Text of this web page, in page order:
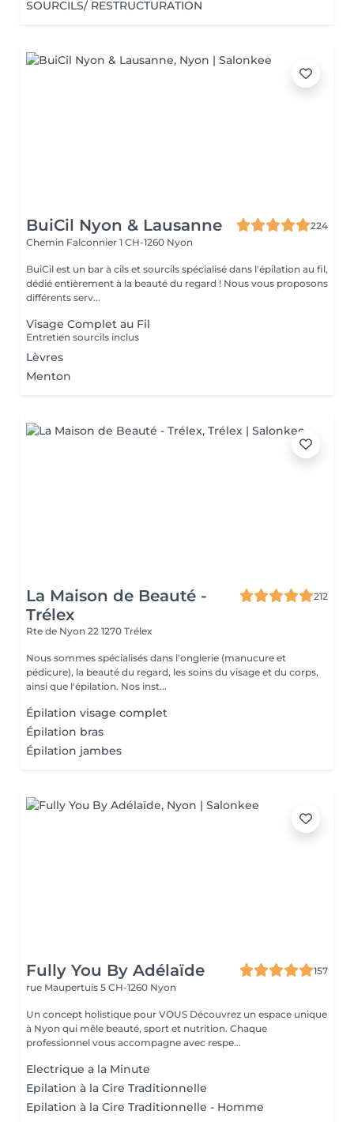
SOURCILS/ RESTRUCTURATION
BuiCil Nyon & Lausanne
224
Chemin Falconnier 1 CH-1260 Nyon
BuiCil est un bar à cils et sourcils spécialisé dans l'épilation au fil,
dédié entièrement à la beauté du regard ! Nous vous proposons
différents serv...
Visage Complet au Fil
Entretien sourcils inclus
Lèvres
Menton
La Maison de Beauté -
Trélex
212
Rte de Nyon 22 1270 Trélex
Nous sommes spécialisés dans l'onglerie (manucure et
pédicure), la beauté du regard, les soins du visage et du corps,
ainsi que l'épilation. Nos inst...
Épilation visage complet
Épilation bras
Épilation jambes
Fully You By Adélaïde
157
rue Maupertuis 5 CH-1260 Nyon
Un concept holistique pour VOUS Découvrez un espace unique
à Nyon qui mêle beauté, sport et nutrition. Chaque
professionnel vous accompagne avec respe...
Electrique a la Minute
Epilation à la Cire Traditionnelle
Epilation à la Cire Traditionnelle - Homme